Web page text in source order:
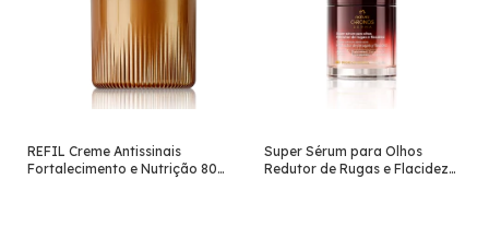
REFIL Creme Antissinais
Fortalecimento e Nutrição 80+
Super Sérum para Olhos
Redutor de Rugas e Flacidez